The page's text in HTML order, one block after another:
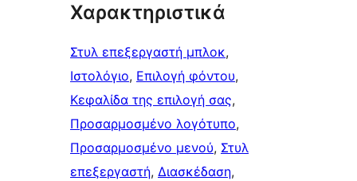
Χαρακτηριστικά
Στυλ επεξεργαστή μπλοκ
Ιστολόγιο, Επιλογή φόντου
Κεφαλίδα της επιλογή σας
Προσαρμοσμένο λογότυπο
Προσαρμοσμένο μενού, Στυλ
επεξεργαστή, Διασκέδαση